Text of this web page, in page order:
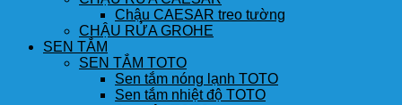
Chậu CAESAR treo tường
CHẬU RỬA GROHE
SEN TẮM
SEN TẮM TOTO
Sen tắm nóng lạnh TOTO
Sen tắm nhiệt độ TOTO